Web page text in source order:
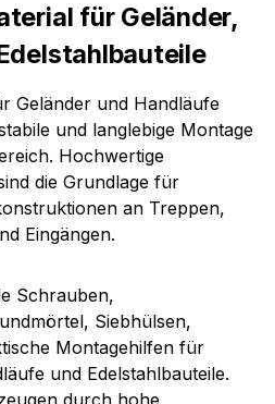
für Geländer,
Geländer und Handläufe
und langlebige Montage
Hochwertige
die Grundlage für
an Treppen,
Eingängen.
Schrauben,
Siebhülsen,
Montagehilfen für
und Edelstahlbauteile.